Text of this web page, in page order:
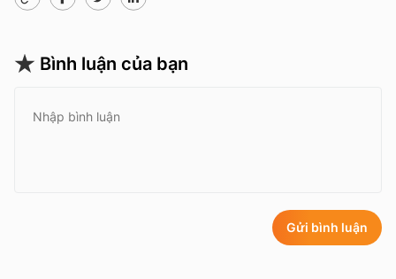
Bình luận của bạn
Gửi bình luận